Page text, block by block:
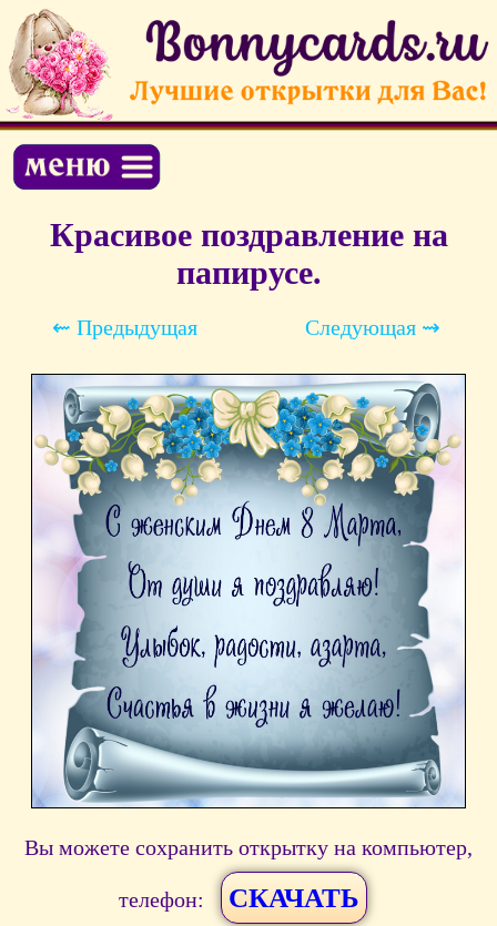
Красивое поздравление на
папирусе.
⇜ Предыдущая Следующая ⇝
Вы можете сохранить открытку на компьютер,
телефон: СКАЧАТЬ